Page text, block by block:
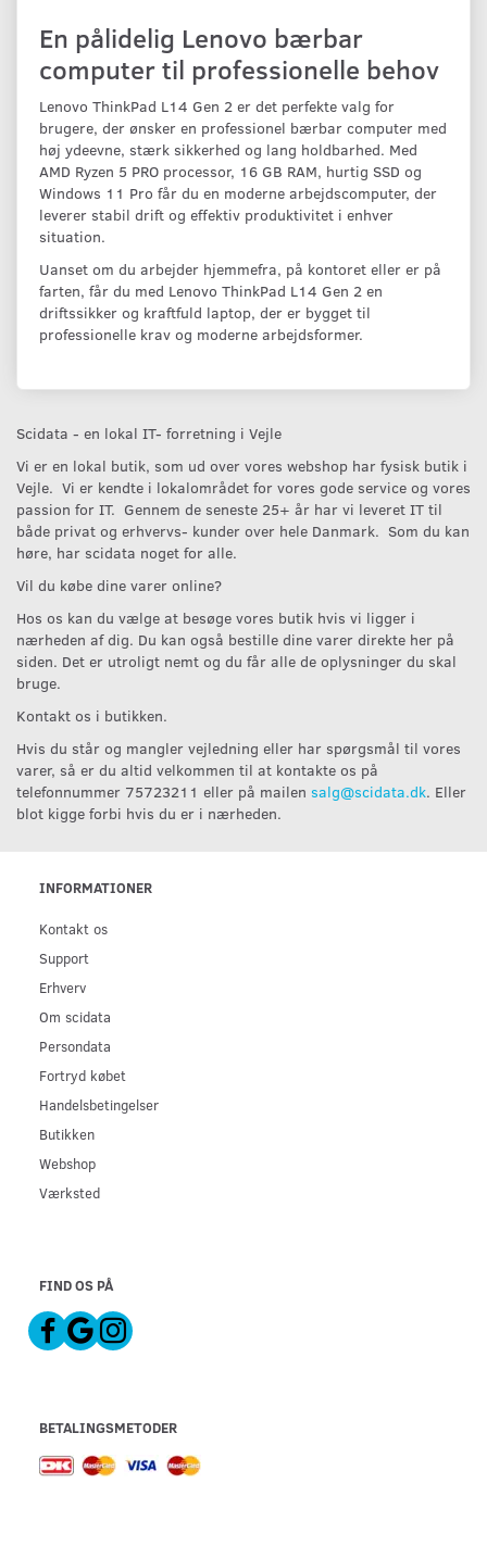
En pålidelig Lenovo bærbar
computer til professionelle behov
Lenovo ThinkPad L14 Gen 2 er det perfekte valg for
brugere, der ønsker en professionel bærbar computer med
høj ydeevne, stærk sikkerhed og lang holdbarhed. Med
AMD Ryzen 5 PRO processor, 16 GB RAM, hurtig SSD og
Windows 11 Pro får du en moderne arbejdscomputer, der
leverer stabil drift og effektiv produktivitet i enhver
situation.
Uanset om du arbejder hjemmefra, på kontoret eller er på
farten, får du med Lenovo ThinkPad L14 Gen 2 en
driftssikker og kraftfuld laptop, der er bygget til
professionelle krav og moderne arbejdsformer.
Scidata - en lokal IT- forretning i Vejle
Vi er en lokal butik, som ud over vores webshop har fysisk butik i
Vejle. Vi er kendte i lokalområdet for vores gode service og vores
passion for IT. Gennem de seneste 25+ år har vi leveret IT til
både privat og erhvervs- kunder over hele Danmark. Som du kan
høre, har scidata noget for alle.
Vil du købe dine varer online?
Hos os kan du vælge at besøge vores butik hvis vi ligger i
nærheden af dig. Du kan også bestille dine varer direkte her på
siden. Det er utroligt nemt og du får alle de oplysninger du skal
bruge.
Kontakt os i butikken.
Hvis du står og mangler vejledning eller har spørgsmål til vores
varer, så er du altid velkommen til at kontakte os på
telefonnummer 75723211 eller på mailen salg@scidata.dk. Eller
blot kigge forbi hvis du er i nærheden.
INFORMATIONER
Kontakt os
Support
Erhverv
Om scidata
Persondata
Fortryd købet
Handelsbetingelser
Butikken
Webshop
Værksted
FIND OS PÅ
BETALINGSMETODER